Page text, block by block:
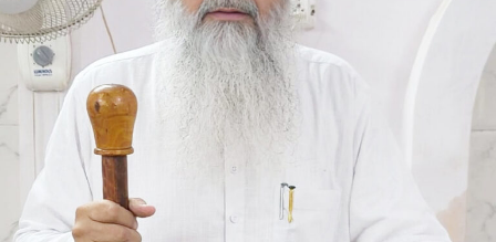
مسلسل نقصان پہنچ رہا ہے۔ انہوں نے اپنے استعفے
میں کہا کہ آئین، جمہوریت اور آئینی اداروں پر
ہونے والے حملوں سے جمہوریت خطرے میں ہے۔ ’’فرد
سے بڑی پارٹی اور پارٹی سے بڑا ملک‘‘ کے جذبے کا
ذکر کرتے ہوئے انہوں نے کہا کہ انہی نظریاتی اور
اخلاقی وجوہات کی بنا پر وہ ریاستی صدر کے عہدے
اور پارٹی کی بنیادی رکنیت سے اپنا استعفیٰ دے
رہے ہیں۔